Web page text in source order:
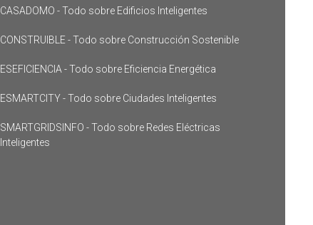
CASADOMO - Todo sobre Edificios Inteligentes
CONSTRUIBLE - Todo sobre Construcción Sostenible
ESEFICIENCIA - Todo sobre Eficiencia Energética
ESMARTCITY - Todo sobre Ciudades Inteligentes
SMARTGRIDSINFO - Todo sobre Redes Eléctricas
Inteligentes